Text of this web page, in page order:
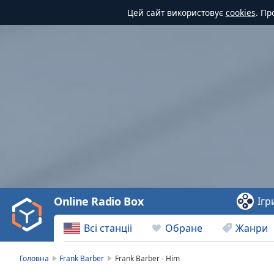
Цей сайт використовує cookies.
Video
Play
Backward
Skip
Всі станціі Обране Жанри
Online Radio Box
Головна Frank Barber Frank Barber - Him